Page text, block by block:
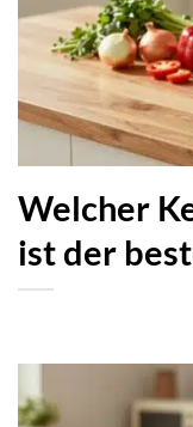
Welcher
ist der